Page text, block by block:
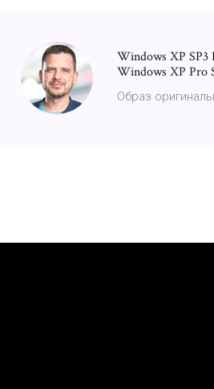
Windows XP SP3
Windows XP Pro
Образ